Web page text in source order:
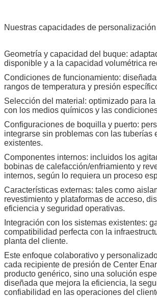
Nuestras capacidades de
Geometría y capacidad del buque:
disponible y a la capacidad volumétrica
Condiciones de funcionamiento:
rangos de temperatura y presión
Selección del material: optimizado para
con los medios químicos y las
Configuraciones de boquilla y puerto:
integrarse sin problemas con las tuberías
existentes.
Componentes internos: incluidos los
bobinas de calefacción/enfriamiento y
internos, según lo requiera un proceso
Características externas: tales como
revestimiento y plataformas de acceso,
eficiencia y seguridad operativas.
Integración con los sistemas existentes:
compatibilidad perfecta con la
planta del cliente.
Este enfoque colaborativo y
cada recipiente de presión de Center
producto genérico, sino una solución
diseñada que mejora la eficiencia, la
confiabilidad en las operaciones del